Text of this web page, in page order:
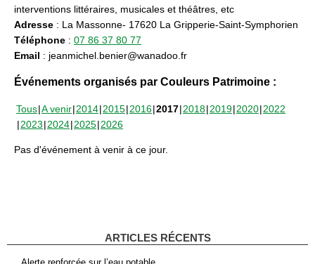
interventions littéraires, musicales et théâtres, etc
Adresse : La Massonne- 17620 La Gripperie-Saint-Symphorien
Téléphone : 07 86 37 80 77
Email : jeanmichel.benier@wanadoo.fr
Événements organisés par Couleurs Patrimoine :
Tous A venir 2014 2015 2016 2017 2018 2019 2020 2022
2023 2024 2025 2026
Pas d'événement à venir à ce jour.
ARTICLES RÉCENTS